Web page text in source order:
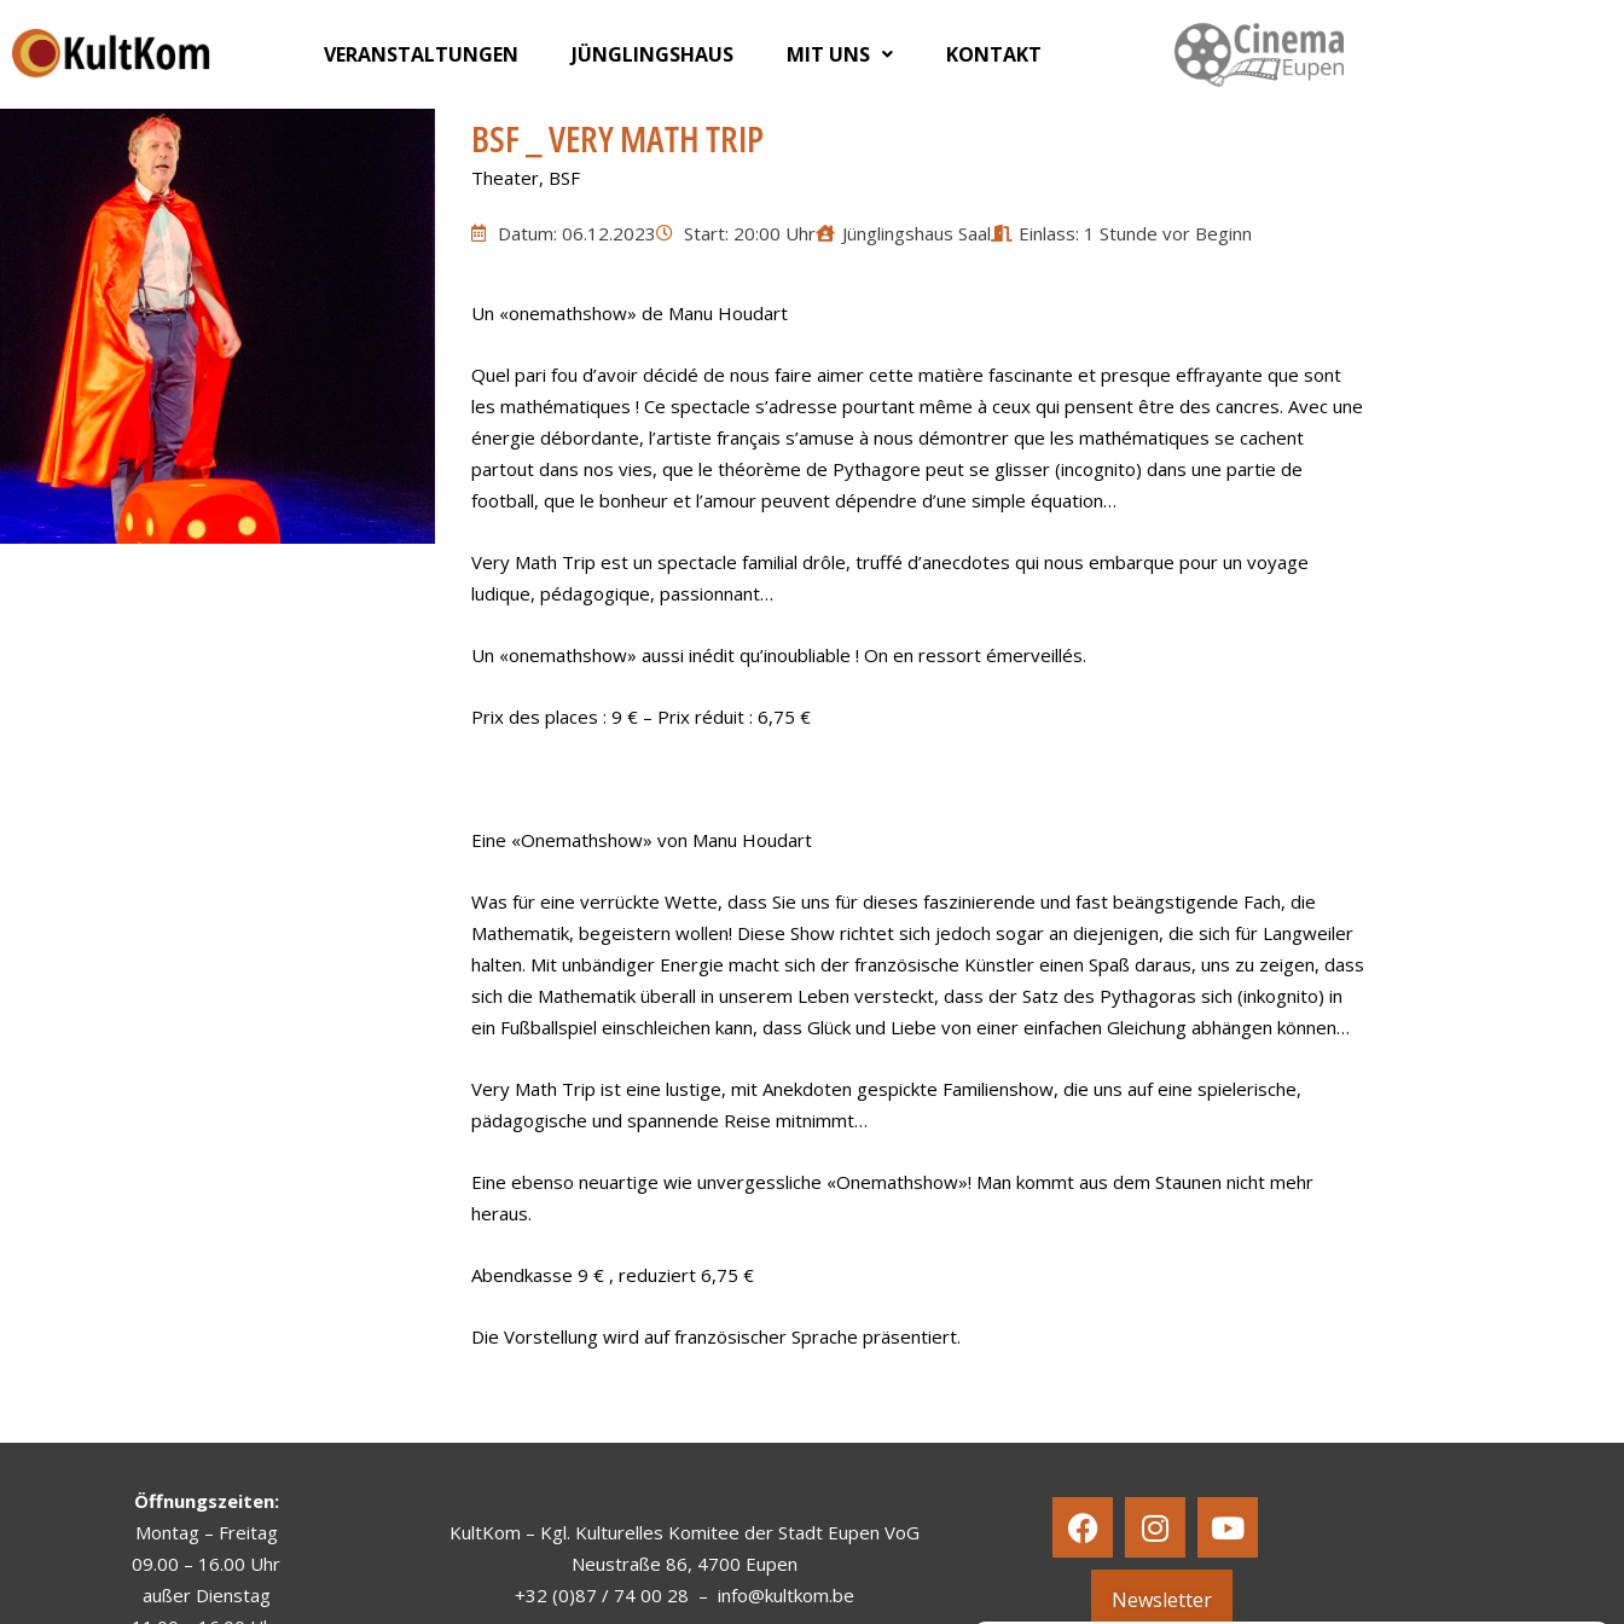
VERANSTALTUNGEN JÜNGLINGSHAUS MIT UNS KONTAKT
BSF _ VERY MATH TRIP
Theater, BSF
Datum: 06.12.2023 Start: 20:00 Uhr Jünglingshaus Saal Einlass: 1 Stunde vor Beginn
Un «onemathshow» de Manu Houdart
Quel pari fou d’avoir décidé de nous faire aimer cette matière fascinante et presque effrayante que sont
les mathématiques ! Ce spectacle s’adresse pourtant même à ceux qui pensent être des cancres. Avec une
énergie débordante, l’artiste français s’amuse à nous démontrer que les mathématiques se cachent
partout dans nos vies, que le théorème de Pythagore peut se glisser (incognito) dans une partie de
football, que le bonheur et l’amour peuvent dépendre d’une simple équation…
Very Math Trip est un spectacle familial drôle, truffé d’anecdotes qui nous embarque pour un voyage
ludique, pédagogique, passionnant…
Un «onemathshow» aussi inédit qu’inoubliable ! On en ressort émerveillés.
Prix des places : 9 € – Prix réduit : 6,75 €
Eine «Onemathshow» von Manu Houdart
Was für eine verrückte Wette, dass Sie uns für dieses faszinierende und fast beängstigende Fach, die
Mathematik, begeistern wollen! Diese Show richtet sich jedoch sogar an diejenigen, die sich für Langweiler
halten. Mit unbändiger Energie macht sich der französische Künstler einen Spaß daraus, uns zu zeigen, dass
sich die Mathematik überall in unserem Leben versteckt, dass der Satz des Pythagoras sich (inkognito) in
ein Fußballspiel einschleichen kann, dass Glück und Liebe von einer einfachen Gleichung abhängen können…
Very Math Trip ist eine lustige, mit Anekdoten gespickte Familienshow, die uns auf eine spielerische,
pädagogische und spannende Reise mitnimmt…
Eine ebenso neuartige wie unvergessliche «Onemathshow»! Man kommt aus dem Staunen nicht mehr
heraus.
Abendkasse 9 € , reduziert 6,75 €
Die Vorstellung wird auf französischer Sprache präsentiert.
Öffnungszeiten:
Montag – Freitag
09.00 – 16.00 Uhr
außer Dienstag
KultKom – Kgl. Kulturelles Komitee der Stadt Eupen VoG
Neustraße 86, 4700 Eupen
+32 (0)87 / 74 00 28 – info@kultkom.be Newsletter